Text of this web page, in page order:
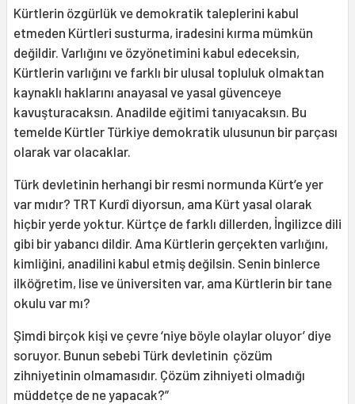
Kürtlerin özgürlük ve demokratik taleplerini kabul
etmeden Kürtleri susturma, iradesini kırma mümkün
değildir. Varlığını ve özyönetimini kabul edeceksin,
Kürtlerin varlığını ve farklı bir ulusal topluluk olmaktan
kaynaklı haklarını anayasal ve yasal güvenceye
kavuşturacaksın. Anadilde eğitimi tanıyacaksın. Bu
temelde Kürtler Türkiye demokratik ulusunun bir parçası
olarak var olacaklar.
Türk devletinin herhangi bir resmi normunda Kürt’e yer
var mıdır? TRT Kurdî diyorsun, ama Kürt yasal olarak
hiçbir yerde yoktur. Kürtçe de farklı dillerden, İngilizce dili
gibi bir yabancı dildir. Ama Kürtlerin gerçekten varlığını,
kimliğini, anadilini kabul etmiş değilsin. Senin binlerce
ilköğretim, lise ve üniversiten var, ama Kürtlerin bir tane
okulu var mı?
Şimdi birçok kişi ve çevre ‘niye böyle olaylar oluyor’ diye
soruyor. Bunun sebebi Türk devletinin çözüm
zihniyetinin olmamasıdır. Çözüm zihniyeti olmadığı
müddetçe de ne yapacak?”